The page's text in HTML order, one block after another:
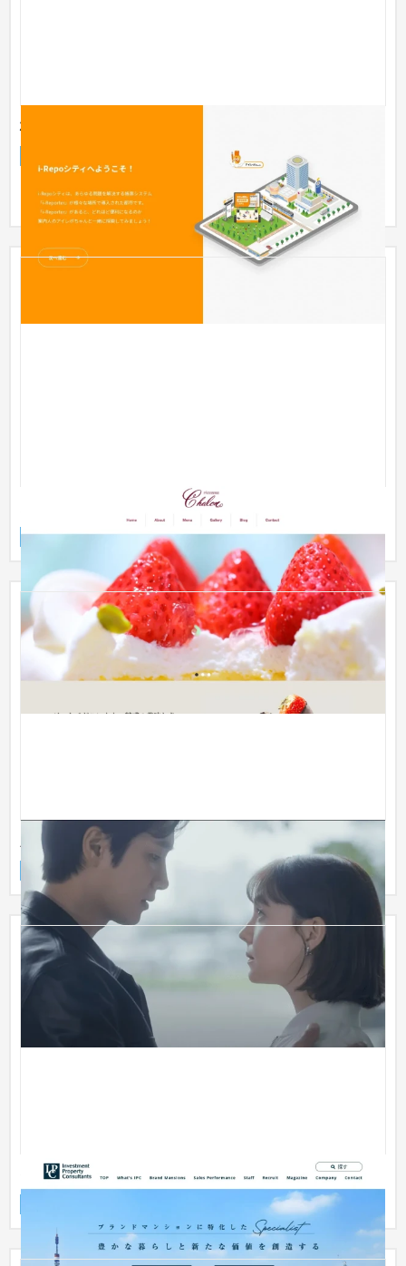
株式会社シムトップス様 i-Repoシティ
スイーツ店HPデモサイト
ブランドサイト 食品・飲料 〜30万円
庄や／50周年記念 ミニドラマ脚本
ブランドサイト 飲食店・レストラン
インベストメントプロパティコンサルタンツ株式会社